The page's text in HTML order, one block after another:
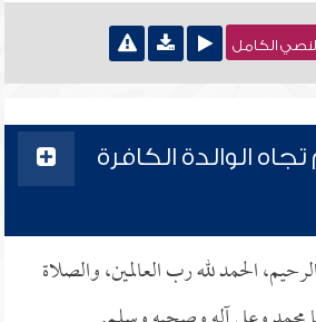
النصي الكامل
الوالدة الكافرة
الحمد لله رب العالمين، والصلاة